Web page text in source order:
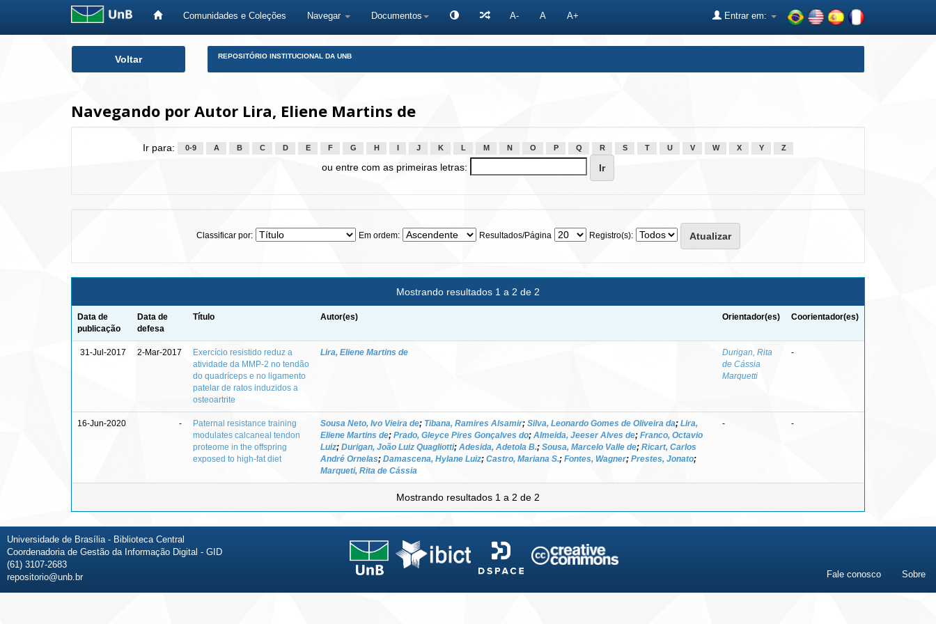
Comunidades e Coleções Navegar Documentos A- A A+ Entrar em:
Voltar REPOSITÓRIO INSTITUCIONAL DA UNB
Navegando por Autor Lira, Eliene Martins de
Ir para: 0-9 A B C D E F G H J K L M N O P Q R S T U V W X Y Z
ou entre com as primeiras letras:
Classificar por: Em ordem: Resultados/Página Registro(s):
Mostrando resultados 1 a 2 de 2
Data de
publicação
Data de
defesa
Título Autor(es) Orientador(es) Coorientador(es)
31-Jul-2017 2-Mar-2017
Exercício resistido reduz a
atividade da MMP-2 no tendão
do quadríceps e no ligamento
patelar de ratos induzidos a
osteoartrite
Lira, Eliene Martins de
Durigan, Rita
de Cássia
Marquetti
-
16-Jun-2020 -
Paternal resistance training
modulates calcaneal tendon
proteome in the offspring
exposed to high-fat diet
Sousa Neto, Ivo Vieira de; Tibana, Ramires Alsamir; Silva, Leonardo Gomes de Oliveira da; Lira,
Eliene Martins de; Prado, Gleyce Pires Gonçalves do; Almeida, Jeeser Alves de; Franco, Octavio
Luiz; Durigan, João Luiz Quagliotti; Adesida, Adetola B.; Sousa, Marcelo Valle de; Ricart, Carlos
André Ornelas; Damascena, Hylane Luiz; Castro, Mariana S.; Fontes, Wagner; Prestes, Jonato;
Marqueti, Rita de Cássia
- -
Mostrando resultados 1 a 2 de 2
Universidade de Brasília - Biblioteca Central
Coordenadoria de Gestão da Informação Digital - GID
(61) 3107-2683
repositorio@unb.br
Fale conosco Sobre